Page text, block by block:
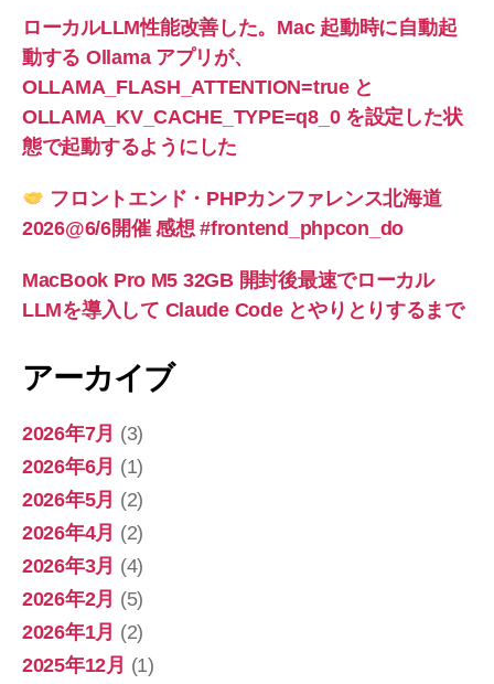
ローカルLLM性能改善した。Mac 起動時に自動起
動する Ollama アプリが、
OLLAMA_FLASH_ATTENTION=true と
OLLAMA_KV_CACHE_TYPE=q8_0 を設定した状
態で起動するようにした
フロントエンド・PHPカンファレンス北海道
2026@6/6開催 感想 #frontend_phpcon_do
MacBook Pro M5 32GB 開封後最速でローカル
LLMを導入して Claude Code とやりとりするまで
アーカイブ
2026年7月 (3)
2026年6月 (1)
2026年5月 (2)
2026年4月 (2)
2026年3月 (4)
2026年2月 (5)
2026年1月 (2)
2025年12月 (1)